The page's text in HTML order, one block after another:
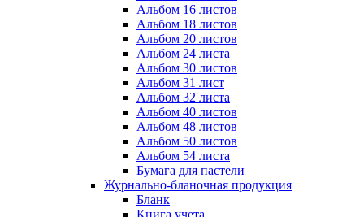
Альбом 16 листов
Альбом 18 листов
Альбом 20 листов
Альбом 24 листа
Альбом 30 листов
Альбом 31 лист
Альбом 32 листа
Альбом 40 листов
Альбом 48 листов
Альбом 50 листов
Альбом 54 листа
Бумага для пастели
Журнально-бланочная продукция
Бланк
Книга учета